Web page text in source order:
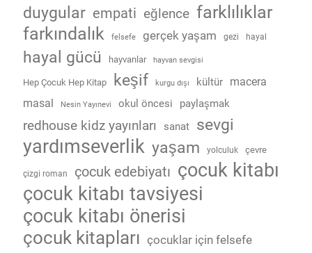
duygular empati eğlence farklılıklar
farkındalık
felsefe gerçek yaşam gezi hayal
hayal gücü hayvanlar hayvan sevgisi
Hep Çocuk Hep Kitap keşif kurgu dışı kültür
macera
masal
Nesin Yayınevi okul öncesi paylaşmak
redhouse kidz yayınları sanat sevgi
yardımseverlik yaşam yolculuk çevre
çizgi roman çocuk edebiyatı çocuk kitabı
çocuk kitabı tavsiyesi
çocuk kitabı önerisi
çocuk kitapları çocuklar için felsefe